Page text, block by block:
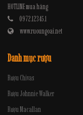
HOTLINE mua hàng
0972.12345.1
www.ruoungoai.net
Danh mục rượu
Rượu Chivas
Rượu Johnnie Walker
Rượu Macallan